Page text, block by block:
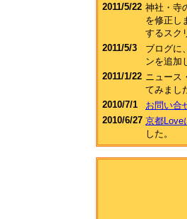
2011/5/22 神社・寺
を修正し
するスク
2011/5/3
ブログに
ンを追加
2011/1/22 ニュース
てみまし
2010/7/1
お問い合
2010/6/27 京都Love
した。